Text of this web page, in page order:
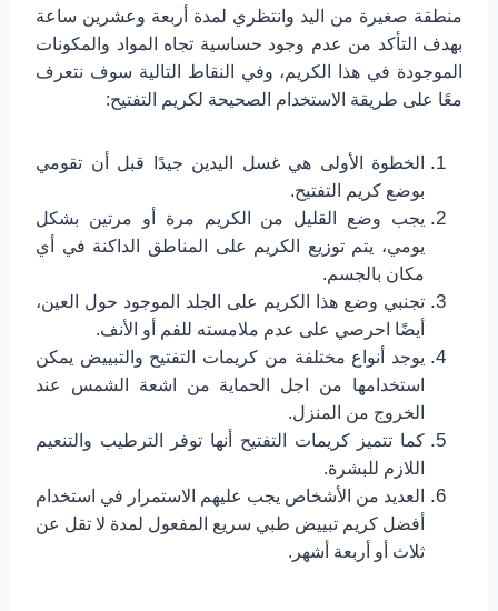
منطقة صغيرة من اليد وانتظري لمدة أربعة وعشرين ساعة
بهدف التأكد من عدم وجود حساسية تجاه المواد والمكونات
الموجودة في هذا الكريم، وفي النقاط التالية سوف نتعرف
معًا على طريقة الاستخدام الصحيحة لكريم التفتيح:
الخطوة الأولى هي غسل اليدين جيدًا قبل أن تقومي
بوضع كريم التفتيح.
يجب وضع القليل من الكريم مرة أو مرتين بشكل
يومي، يتم توزيع الكريم على المناطق الداكنة في أي
مكان بالجسم.
تجنبي وضع هذا الكريم على الجلد الموجود حول العين،
أيضًا احرصي على عدم ملامسته للفم أو الأنف.
يوجد أنواع مختلفة من كريمات التفتيح والتبييض يمكن
استخدامها من اجل الحماية من اشعة الشمس عند
الخروج من المنزل.
كما تتميز كريمات التفتيح أنها توفر الترطيب والتنعيم
اللازم للبشرة.
العديد من الأشخاص يجب عليهم الاستمرار في استخدام
أفضل كريم تبييض طبي سريع المفعول لمدة لا تقل عن
ثلاث أو أربعة أشهر.